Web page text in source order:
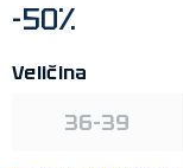
-50%
Veličina
36-39